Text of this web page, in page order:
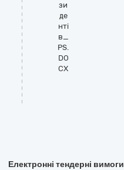
зи
де
нті
в_
PS.
DO
CX
Електронні тендерні вимоги